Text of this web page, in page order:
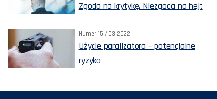
Zgoda na krytykę. Niezgoda na hejt
Numer 15 / 03.2022
Użycie paralizatora – potencjalne
ryzyko